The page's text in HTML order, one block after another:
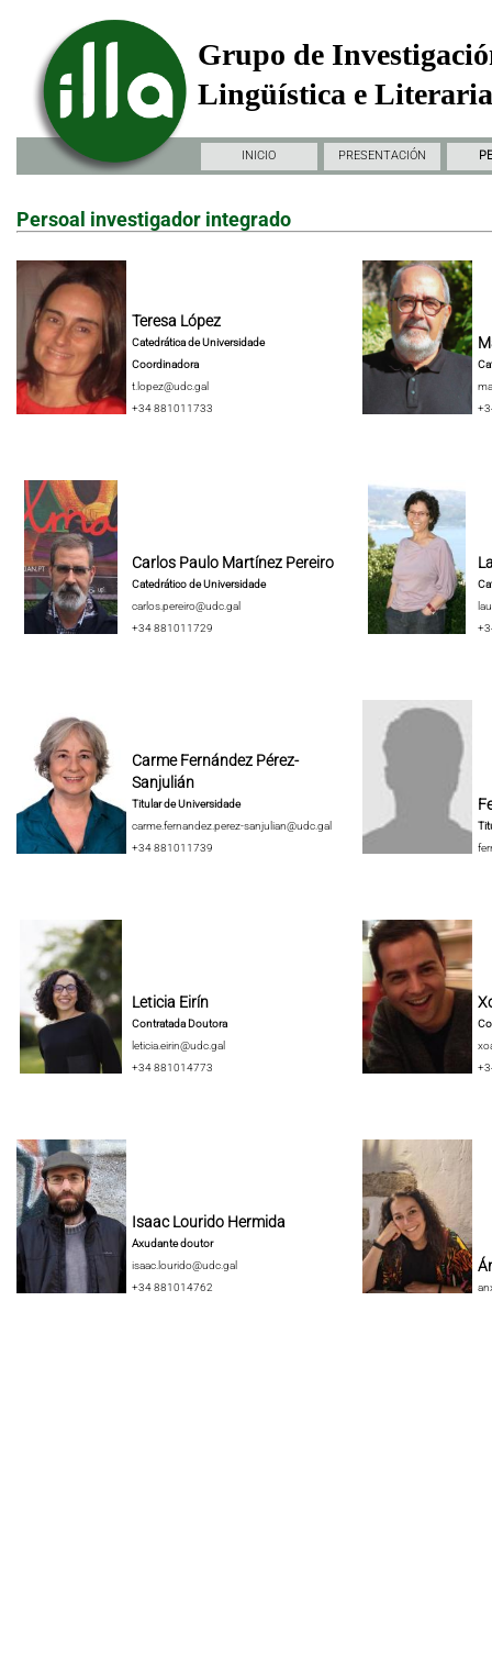
Grupo de
Lingüística e
INICIO PRESENTACIÓN
Persoal investigador integrado
Teresa López
Catedrática de Universidade
Coordinadora
t.lopez@udc.gal
+34 881011733
Carlos Paulo Martínez Pereiro
Catedrático de Universidade
carlos.pereiro@udc.gal
+34 881011729
Carme Fernández Pérez-
Sanjulián
Titular de Universidade
carme.fernandez.perez-sanjulian@udc.gal
+34 881011739
Leticia Eirín
Contratada Doutora
leticia.eirin@udc.gal
+34 881014773
Isaac Lourido Hermida
Axudante doutor
isaac.lourido@udc.gal
+34 881014762